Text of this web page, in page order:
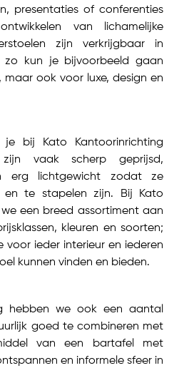
presentaties of conferenties
van lichamelijke
zijn verkrijgbaar in
zo kun je bijvoorbeeld gaan
ook voor luxe, design en
bij Kato Kantoorinrichting
zijn vaak scherp geprijsd,
erg lichtgewicht zodat ze
en te stapelen zijn. Bij Kato
een breed assortiment aan
kleuren en soorten;
ieder interieur en iederen
kunnen vinden en bieden.
hebben we ook een aantal
goed te combineren met
van een bartafel met
en informele sfeer in